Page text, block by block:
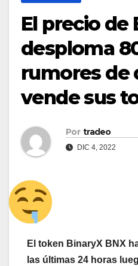
El precio de
desploma
rumores de
vende sus
Por tradeo
DIC 4, 2022
El token BinaryX BNX
las últimas 24 horas